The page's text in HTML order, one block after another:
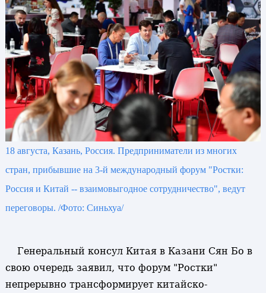
18 августа, Казань, Россия. Предприниматели из многих
стран, прибывшие на 3-й международный форум "Ростки:
Россия и Китай -- взаимовыгодное сотрудничество", ведут
переговоры. /Фото: Синьхуа/
Генеральный консул Китая в Казани Сян Бо в
свою очередь заявил, что форум "Ростки"
непрерывно трансформирует китайско-